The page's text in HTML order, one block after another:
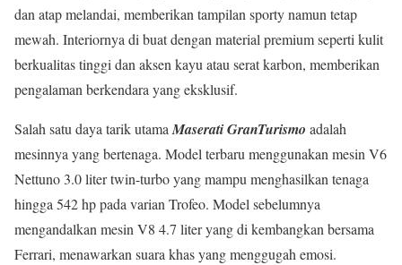
dan atap melandai, memberikan tampilan sporty namun tetap
mewah. Interiornya di buat dengan material premium seperti kulit
berkualitas tinggi dan aksen kayu atau serat karbon, memberikan
pengalaman berkendara yang eksklusif.
Salah satu daya tarik utamaMaserati GranTurismo adalah
mesinnya yang bertenaga. Model terbaru menggunakan mesin V6
Nettuno 3.0 liter twin-turbo yang mampu menghasilkan tenaga
hingga 542 hp pada varian Trofeo. Model sebelumnya
mengandalkan mesin V8 4.7 liter yang di kembangkan bersama
Ferrari, menawarkan suara khas yang menggugah emosi.